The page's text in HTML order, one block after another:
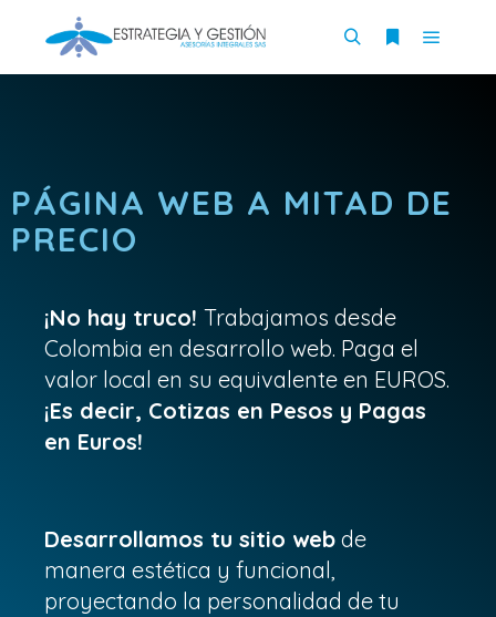
PÁGINA WEB A MITAD DE
PRECIO
¡No hay truco! Trabajamos desde
Colombia en desarrollo web. Paga el
valor local en su equivalente en EUROS.
¡Es decir, Cotizas en Pesos y Pagas
en Euros!
Desarrollamos tu sitio web de
manera estética y funcional,
proyectando la personalidad de tu